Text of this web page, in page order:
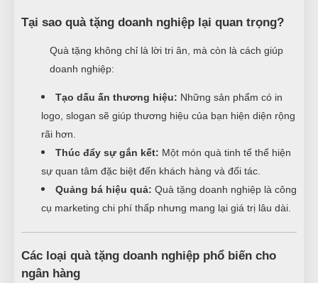
Tại sao quà tặng doanh nghiệp lại quan trọng?
Quà tặng không chỉ là lời tri ân, mà còn là cách giúp
doanh nghiệp:
Tạo dấu ấn thương hiệu: Những sản phẩm có in
logo, slogan sẽ giúp thương hiệu của bạn hiện diện rộng
rãi hơn.
Thúc đẩy sự gắn kết: Một món quà tinh tế thể hiện
sự quan tâm đặc biệt đến khách hàng và đối tác.
Quảng bá hiệu quả: Quà tặng doanh nghiệp là công
cụ marketing chi phí thấp nhưng mang lại giá trị lâu dài.
Các loại quà tặng doanh nghiệp phổ biến cho
ngân hàng